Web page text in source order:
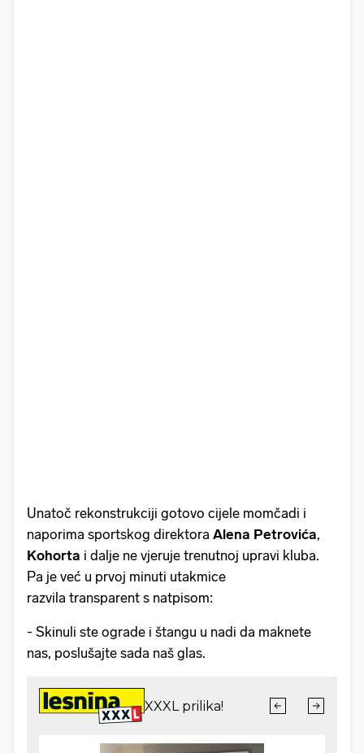
Unatoč rekonstrukciji gotovo cijele momčadi i
naporima sportskog direktora Alena Petrovića,
Kohorta i dalje ne vjeruje trenutnoj upravi kluba.
Pa je već u prvoj minuti utakmice
razvila transparent s natpisom:
- Skinuli ste ograde i štangu u nadi da maknete
nas, poslušajte sada naš glas.